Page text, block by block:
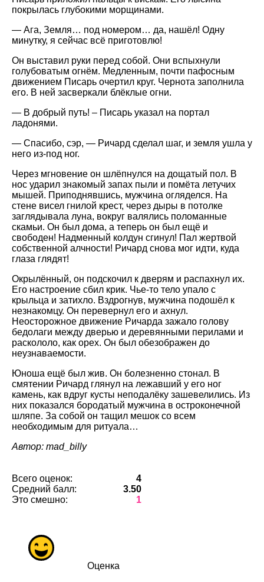
покрылась глубокими морщинами.
— Ага, Земля… под номером… да, нашёл! Одну
минутку, я сейчас всё приготовлю!
Он выставил руки перед собой. Они вспыхнули
голубоватым огнём. Медленным, почти пафосным
движением Писарь очертил круг. Чернота заполнила
его. В ней засверкали блёклые огни.
— В добрый путь! – Писарь указал на портал
ладонями.
— Спасибо, сэр, — Ричард сделал шаг, и земля ушла у
него из-под ног.
Через мгновение он шлёпнулся на дощатый пол. В
нос ударил знакомый запах пыли и помёта летучих
мышей. Приподнявшись, мужчина огляделся. На
стене висел гнилой крест, через дыры в потолке
заглядывала луна, вокруг валялись поломанные
скамьи. Он был дома, а теперь он был ещё и
свободен! Надменный колдун сгинул! Пал жертвой
собственной алчности! Ричард снова мог идти, куда
глаза глядят!
Окрылённый, он подскочил к дверям и распахнул их.
Его настроение сбил крик. Чье-то тело упало с
крыльца и затихло. Вздрогнув, мужчина подошёл к
незнакомцу. Он перевернул его и ахнул.
Неосторожное движение Ричарда зажало голову
бедолаги между дверью и деревянными перилами и
раскололо, как орех. Он был обезображен до
неузнаваемости.
Юноша ещё был жив. Он болезненно стонал. В
смятении Ричард глянул на лежавший у его ног
камень, как вдруг кусты неподалёку зашевелились. Из
них показался бородатый мужчина в остроконечной
шляпе. За собой он тащил мешок со всем
необходимым для ритуала…
Автор: mad_billy
Всего оценок:
4
Средний балл:
3.50
Это смешно:
1
Оценка